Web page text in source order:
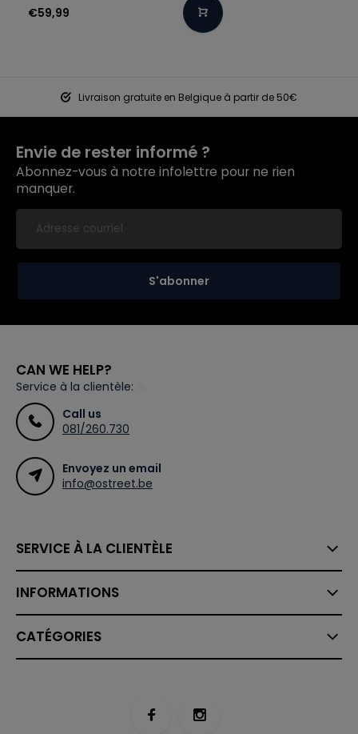
€59,99
Livraison gratuite en Belgique à partir de 50€
Envie de rester informé ?
Abonnez-vous à notre infolettre pour ne rien
manquer.
S'abonner
CAN WE HELP?
Service à la clientèle:
Call us
081/260.730
Envoyez un email
info@ostreet.be
SERVICE À LA CLIENTÈLE
INFORMATIONS
CATÉGORIES